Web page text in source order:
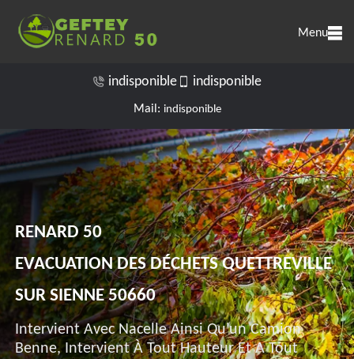
Menu
indisponible indisponible
Mail: indisponible
RENARD 50
EVACUATION DES DÉCHETS QUETTREVILLE
SUR SIENNE 50660
Intervient Avec Nacelle Ainsi Qu'un Camion
Benne, Intervient À Tout Hauteur Et A Tout